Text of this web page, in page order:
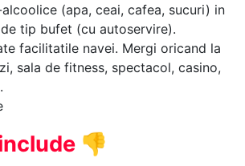
(apa, ceai, cafea, sucuri) in
tip bufet (cu autoservire).
facilitatile navei. Mergi oricand la
sala de fitness, spectacol, casino,
👎